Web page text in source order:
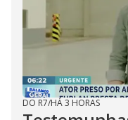
DO R7/HÁ 3 HORAS